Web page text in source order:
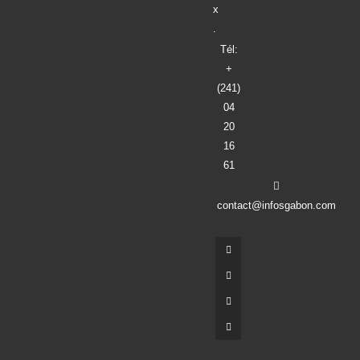
x
.
Tél:
+
(241)
04
20
16
61
contact@infosgabon.com